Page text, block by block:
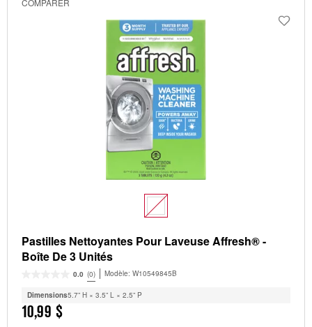
COMPARER
Pastilles Nettoyantes Pour Laveuse Affresh® -
Boîte De 3 Unités
0.0 (0) Modèle: W10549845B
Dimensions5.7” H × 3.5” L × 2.5” P
10,99 $